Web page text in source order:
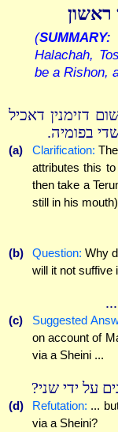
ראשון
(SUMMARY:
Halachah,
be a Rishon,
דזימנין דאכיל
בפומיה.
(a) Clarification:
attributes this
then take a
still in his
(b) Question: Why
will it not suffive
(c) Suggested
on account of
via a Sheini ...
על ידי שני?
(d) Refutation: ...
via a Sheini?